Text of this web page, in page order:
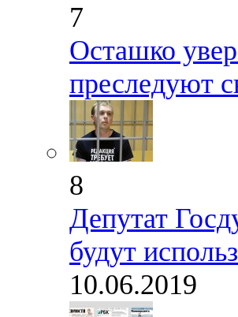
7
Осташко
преследуют
8
Депутат
будут
10.06.2019